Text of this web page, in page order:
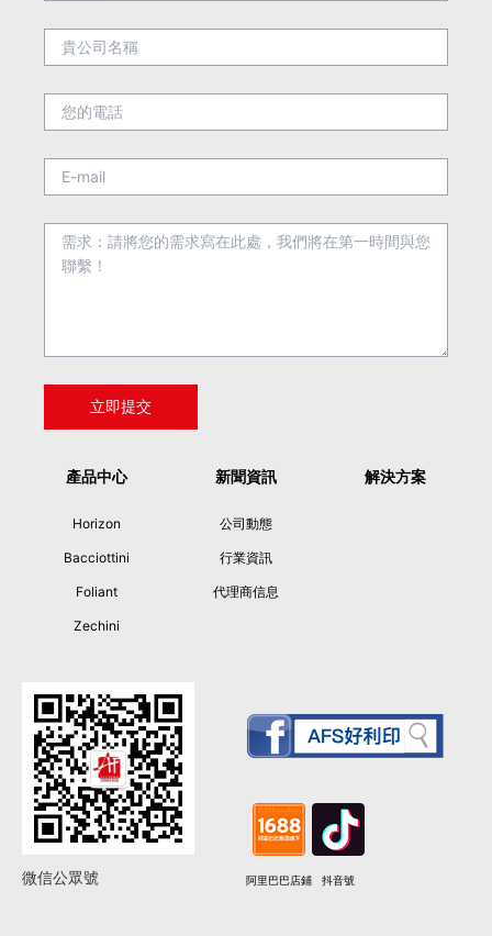
產品中心
Horizon
Bacciottini
Foliant
Zechini
新聞資訊
公司動態
行業資訊
代理商信息
解決方案
微信公眾號 阿里巴巴店鋪 抖音號